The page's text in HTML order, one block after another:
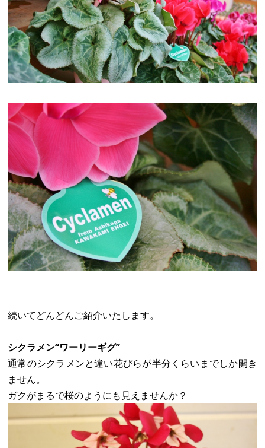
続いてどんどんご紹介いたします。
シクラメン“ワーリーギグ”
通常のシクラメンと違い花びらが半分くらいまでしか開き
ません。
ガクがまるで桜のようにも見えませんか？